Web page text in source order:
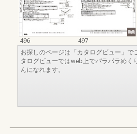
496
497
お探しのページは「カタログビュー」で
タログビューではweb上でパラパラめく
んになれます。